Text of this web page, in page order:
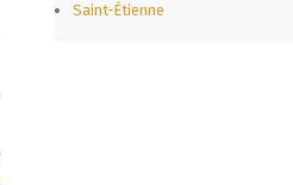
Saint-Étienne